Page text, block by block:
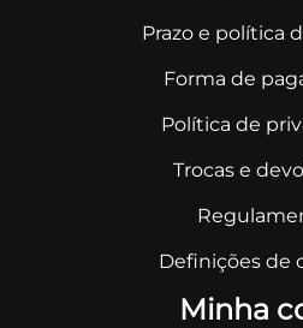
Prazo e política
Forma de
Política de
Trocas e
Definições de
Minha